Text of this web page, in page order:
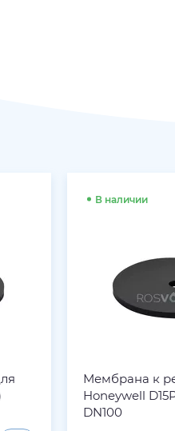
В наличии
Мембрана к
Honeywell
DN100